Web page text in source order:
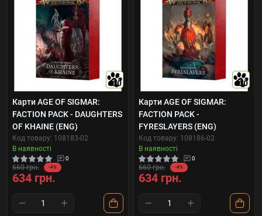
10
Карти AGE OF SIGMAR:
FACTION PACK - DAUGHTERS
OF KHAINE (ENG)
Код товару: 108183-02
В наявності
0
660 грн. -4%
634 грн.
10
Карти AGE OF SIGMAR:
FACTION PACK -
FYRESLAYERS (ENG)
Код товару: 108186-02
В наявності
0
660 грн. -4%
634 грн.